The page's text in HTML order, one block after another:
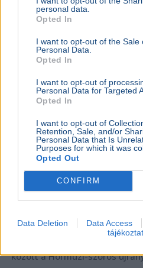
personal data.
Opted In
I want to opt-out of the Sale
Personal Data.
Opted In
I want to opt-out of
Personal Data for Targeted
Opted In
I want to opt-out of
Retention, Sale, and/or
Personal Data that Is
Purposes for which it was
Opted Out
CONFIRM
Data Deletion Data Access
Scott Bessent amerikai
között a Hormuzi-szoros